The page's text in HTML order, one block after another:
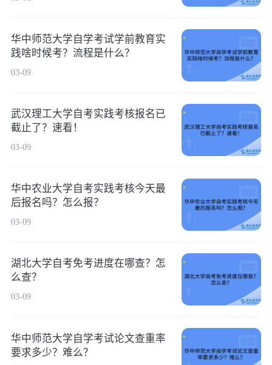
华中师范大学自学考试学前教育实
践啥时候考？流程是什么？
03-09
武汉理工大学自考实践考核报名已
截止了？速看！
03-09
华中农业大学自考实践考核今天最
后报名吗？怎么报？
03-09
湖北大学自考免考进度在哪查？怎
么查？
03-09
华中师范大学自学考试论文查重率
要求多少？难么？